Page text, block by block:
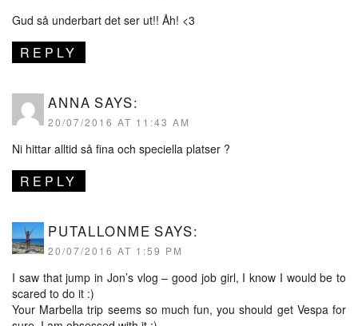
Gud så underbart det ser ut!! Åh! <3
REPLY
ANNA SAYS:
20/07/2016 AT 11:43 AM
Ni hittar alltid så fina och speciella platser ?
REPLY
PUTALLONME SAYS:
20/07/2016 AT 1:59 PM
I saw that jump in Jon’s vlog – good job girl, I know I would be to
scared to do it :)
Your Marbella trip seems so much fun, you should get Vespa for